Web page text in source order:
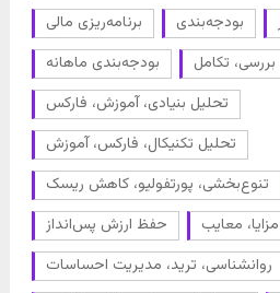
برنامه‌ریزی مالی
بودجه‌بندی
بودجه‌بندی ماهانه
تکامل
تحلیل بنیادی، آموزش، فارکس
تحلیل تکنیکال، فارکس، آموزش
تنوع‌بخشی، پورتفولیو، کاهش ریسک
حفظ ارزش پس‌انداز
معایب
روانشناسی، ترید، مدیریت احساسات